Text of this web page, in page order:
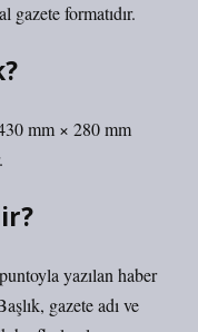
gazete formatıdır.
mm × 280 mm
yazılan haber
gazete adı ve